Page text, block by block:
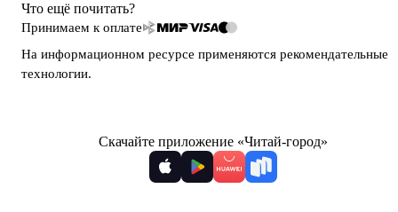
Что ещё почитать?
Принимаем к оплате
На информационном ресурсе применяются рекомендательные
технологии.
Скачайте приложение «Читай-город»